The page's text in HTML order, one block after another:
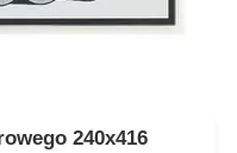
240x416